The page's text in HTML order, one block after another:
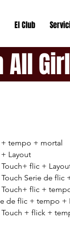
El Club
+ tempo + mortal
Layout
Touch+ flic +
Touch Serie de flic
Touch+ flic +
de flic + tempo +
Touch + flick +